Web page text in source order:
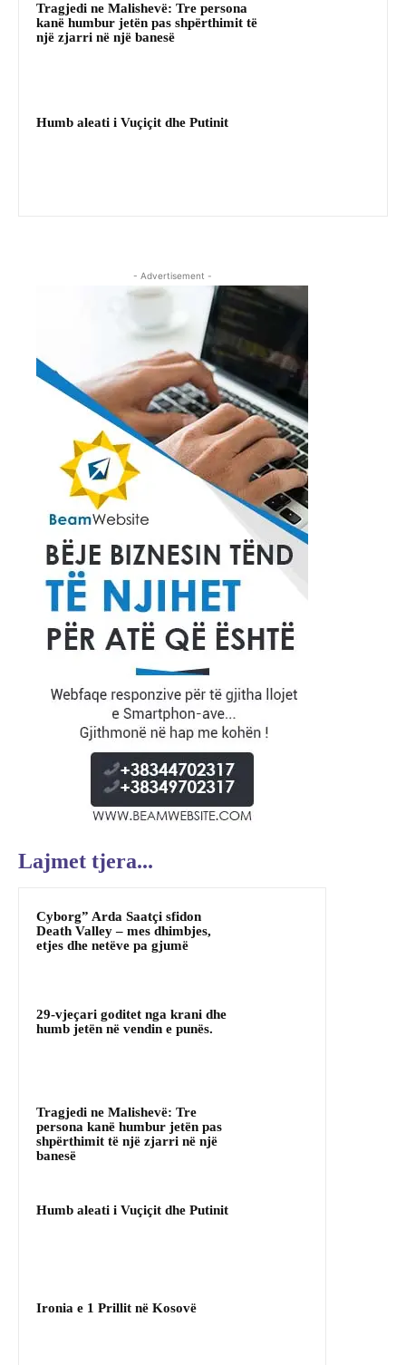
Tragjedi ne Malishevë: Tre persona
kanë humbur jetën pas shpërthimit të
një zjarri në një banesë
Humb aleati i Vuçiçit dhe Putinit
- Advertisement -
Lajmet tjera...
Cyborg” Arda Saatçi sfidon
Death Valley – mes dhimbjes,
etjes dhe netëve pa gjumë
29-vjeçari goditet nga krani dhe
humb jetën në vendin e punës.
Tragjedi ne Malishevë: Tre
persona kanë humbur jetën pas
shpërthimit të një zjarri në një
banesë
Humb aleati i Vuçiçit dhe Putinit
Ironia e 1 Prillit në Kosovë